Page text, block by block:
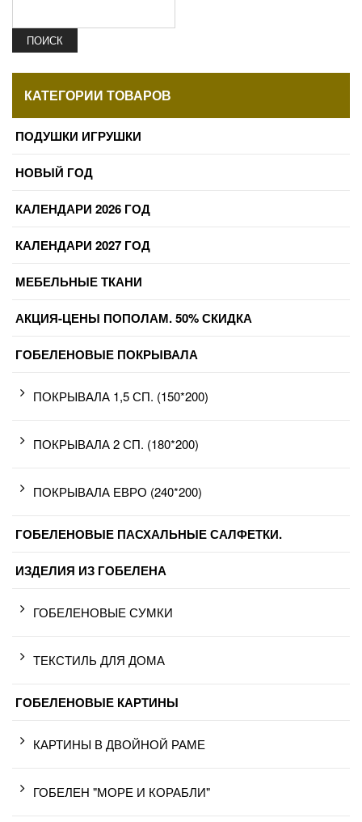
ПОИСК
КАТЕГОРИИ ТОВАРОВ
ПОДУШКИ ИГРУШКИ
НОВЫЙ ГОД
КАЛЕНДАРИ 2026 ГОД
КАЛЕНДАРИ 2027 ГОД
МЕБЕЛЬНЫЕ ТКАНИ
АКЦИЯ-ЦЕНЫ ПОПОЛАМ. 50% СКИДКА
ГОБЕЛЕНОВЫЕ ПОКРЫВАЛА
ПОКРЫВАЛА 1,5 СП. (150*200)
ПОКРЫВАЛА 2 СП. (180*200)
ПОКРЫВАЛА ЕВРО (240*200)
ГОБЕЛЕНОВЫЕ ПАСХАЛЬНЫЕ САЛФЕТКИ.
ИЗДЕЛИЯ ИЗ ГОБЕЛЕНА
ГОБЕЛЕНОВЫЕ СУМКИ
ТЕКСТИЛЬ ДЛЯ ДОМА
ГОБЕЛЕНОВЫЕ КАРТИНЫ
КАРТИНЫ В ДВОЙНОЙ РАМЕ
ГОБЕЛЕН "МОРЕ И КОРАБЛИ"